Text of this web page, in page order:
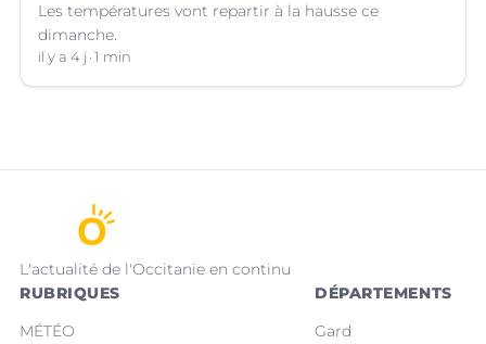
Les températures vont repartir à la hausse ce
dimanche.
il y a 4 j 1 min
L'actualité de l'Occitanie en continu
RUBRIQUES
MÉTÉO
DÉPARTEMENTS
Gard